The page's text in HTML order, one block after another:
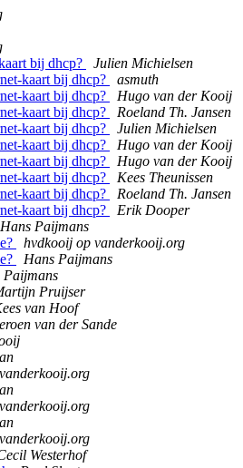
bij dhcp?
Julien Michielsen
kaart bij dhcp?
asmuth
kaart bij dhcp?
Hugo van der Kooij
kaart bij dhcp?
Roeland Th. Jansen
kaart bij dhcp?
Julien Michielsen
kaart bij dhcp?
Hugo van der Kooij
kaart bij dhcp?
Hugo van der Kooij
kaart bij dhcp?
Kees Theunissen
kaart bij dhcp?
Roeland Th. Jansen
kaart bij dhcp?
Erik Dooper
Hans Paijmans
hvdkooij op vanderkooij.org
Hans Paijmans
Paijmans
Pruijser
van Hoof
van der Sande
Westerhof